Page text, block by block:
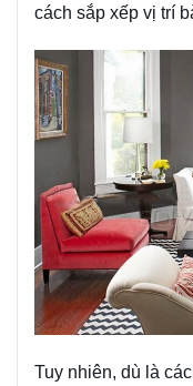
cách sắp xếp vị trí
Tuy nhiên, dù là